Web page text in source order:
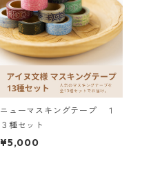
ニューマスキングテープ １
３種セット
¥5,000